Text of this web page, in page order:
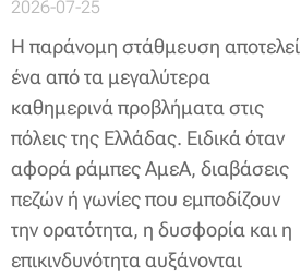
2026-07-25
Η παράνομη στάθμευση αποτελεί
ένα από τα μεγαλύτερα
καθημερινά προβλήματα στις
πόλεις της Ελλάδας. Ειδικά όταν
αφορά ράμπες ΑμεΑ, διαβάσεις
πεζών ή γωνίες που εμποδίζουν
την ορατότητα, η δυσφορία και η
επικινδυνότητα αυξάνονται